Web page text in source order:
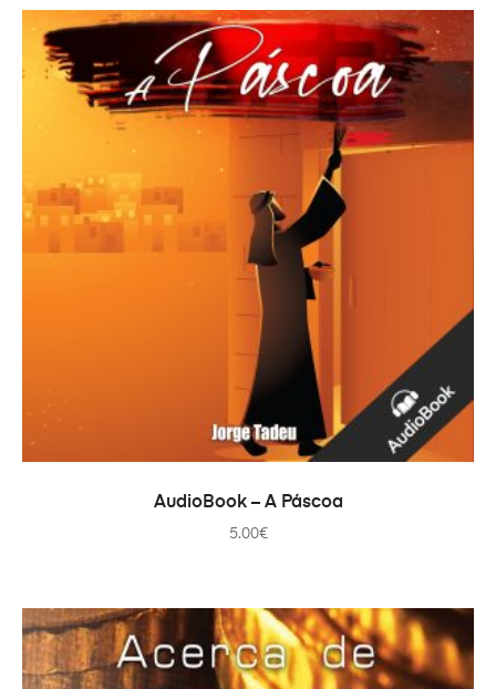
PRIDAŤ DO KOŠÍKA
AudioBook – A Páscoa
5.00€